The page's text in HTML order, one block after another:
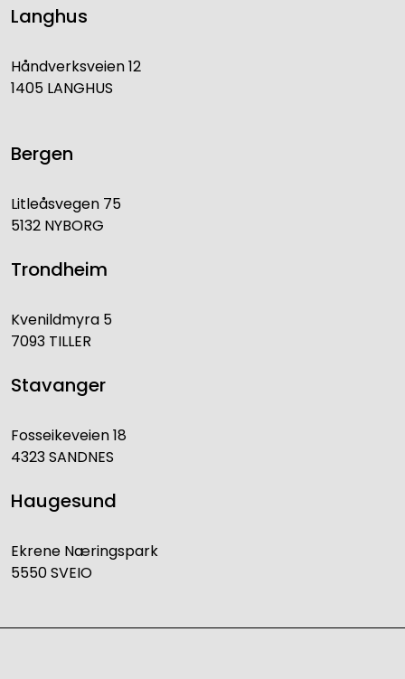
Langhus
Håndverksveien 12
1405 LANGHUS
Bergen
Litleåsvegen 75
5132 NYBORG
Trondheim
Kvenildmyra 5
7093 TILLER
Stavanger
Fosseikeveien 18
4323 SANDNES
Haugesund
Ekrene Næringspark
5550 SVEIO